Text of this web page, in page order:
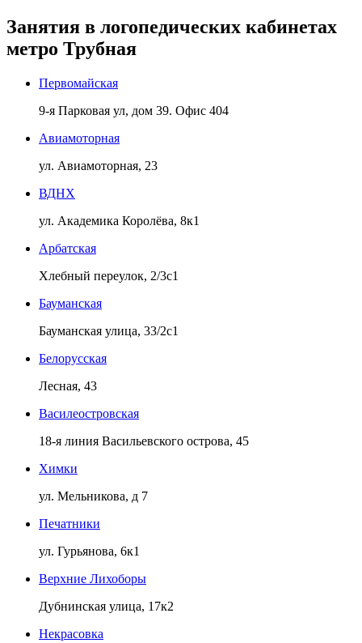
Занятия в логопедических кабинетах
метро Трубная
Первомайская
9-я Парковая ул, дом 39. Офис 404
Авиамоторная
ул. Авиамоторная, 23
ВДНХ
ул. Академика Королёва, 8к1
Арбатская
Хлебный переулок, 2/3с1
Бауманская
Бауманская улица, 33/2с1
Белорусская
Лесная, 43
Василеостровская
18-я линия Васильевского острова, 45
Химки
ул. Мельникова, д 7
Печатники
ул. Гурьянова, 6к1
Верхние Лихоборы
Дубнинская улица, 17к2
Некрасовка